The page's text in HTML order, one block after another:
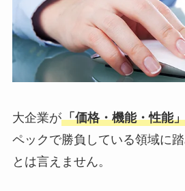
大企業が「価格・機能・性能」
ペックで勝負している領域に
とは言えません。